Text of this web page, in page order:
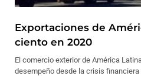
Exportaciones de
ciento en 2020
El comercio exterior de América
desempeño desde la crisis